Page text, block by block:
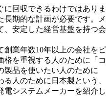
回収できるわけではありま
長期的な計画が必要です。メ
安定した経営基盤を持つ会
創業年数10年以上の会社をピ
を重視する人のために「コ
製品を使いたい人のために
る人のために日本製という、
電システムメーカーを紹介し